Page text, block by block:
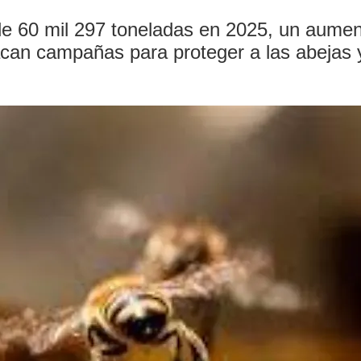
60 mil 297 toneladas en 2025, un
campañas para proteger a las